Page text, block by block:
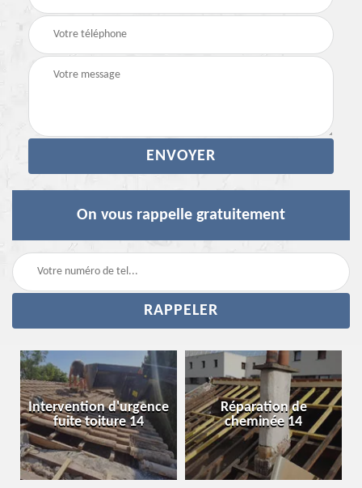
On vous rappelle gratuitement
Intervention d'urgence
fuite toiture 14
Réparation de
cheminée 14